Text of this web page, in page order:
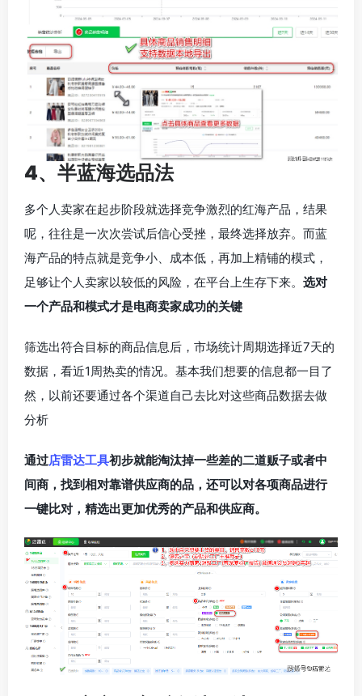
4、半蓝海选品法
多个人卖家在起步阶段就选择竞争激烈的红海产品，结果
呢，往往是一次次尝试后信心受挫，最终选择放弃。而蓝
海产品的特点就是竞争小、成本低，再加上精铺的模式，
足够让个人卖家以较低的风险，在平台上生存下来。 选对
一个产品和模式才是电商卖家成功的关键
筛选出符合目标的商品信息后，市场统计周期选择近7天的
数据，看近1周热卖的情况。基本我们想要的信息都一目了
然，以前还要通过各个渠道自己去比对这些商品数据去做
分析
通过店雷达工具初步就能淘汰掉一些差的二道贩子或者中
间商，找到相对靠谱供应商的品，还可以对各项商品进行
一键比对，精选出更加优秀的产品和供应商。